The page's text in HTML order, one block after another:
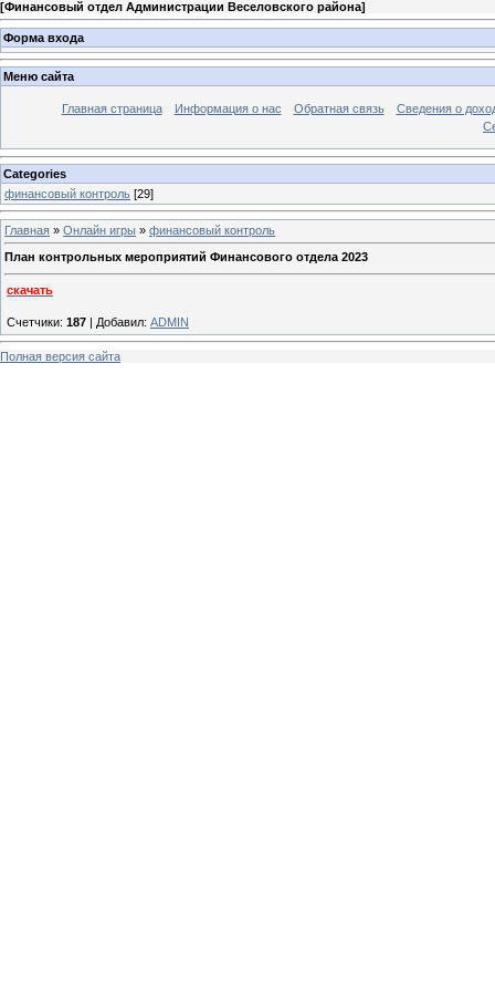
[Финансовый отдел Администрации Веселовского района]
Форма входа
Меню сайта
Главная страница Информация о нас Обратная связь
Сведения о
Categories
финансовый контроль [29]
Главная » Онлайн игры » финансовый контроль
План контрольных мероприятий Финансового отдела 2023
скачать
Счетчики: 187 | Добавил: ADMIN
Полная версия сайта